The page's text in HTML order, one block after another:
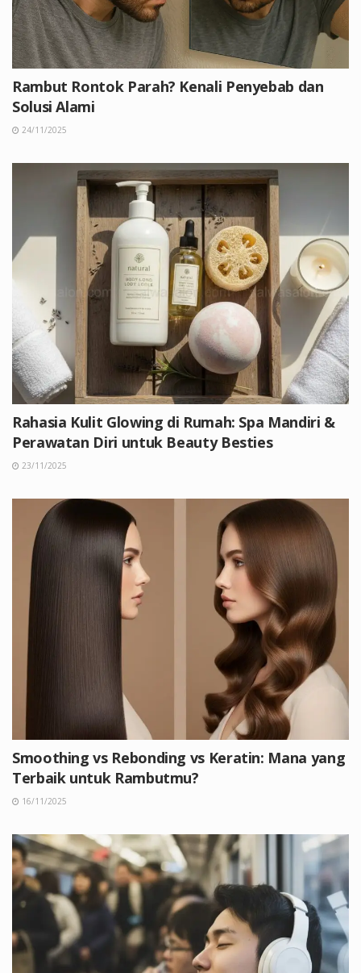
Rambut Rontok Parah? Kenali Penyebab dan
Solusi Alami
24/11/2025
Rahasia Kulit Glowing di Rumah: Spa Mandiri &
Perawatan Diri untuk Beauty Besties
23/11/2025
Smoothing vs Rebonding vs Keratin: Mana yang
Terbaik untuk Rambutmu?
16/11/2025